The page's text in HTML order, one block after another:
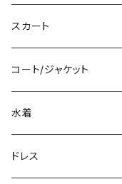
ロング/マキシ
袖付き
ノースリーブ
その他
タンクトップ/キャミソール
シャツ/ブラウス
ベアトップ/チューブトップ
カーディガン/ボレロ
ショート丈
クロップド丈
ロング丈
デニム
スカート
ミニ/ショート
ミディアム/ミモレ
ロング
コート/ジャケット
コート
ジャケット
水着
タンキニ
ドレス